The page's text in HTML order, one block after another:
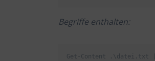
Begriffe enthalten:
Get-Content .\datei.txt